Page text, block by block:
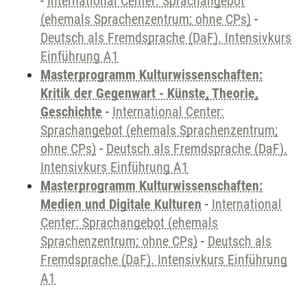
(ehemals Sprachenzentrum; ohne CPs) -
Deutsch als Fremdsprache (DaF). Intensivkurs
Einführung A1
Masterprogramm Kulturwissenschaften:
Kritik der Gegenwart - Künste, Theorie,
Geschichte - International Center:
Sprachangebot (ehemals Sprachenzentrum;
ohne CPs) - Deutsch als Fremdsprache (DaF).
Intensivkurs Einführung A1
Masterprogramm Kulturwissenschaften:
Medien und Digitale Kulturen - International
Center: Sprachangebot (ehemals
Sprachenzentrum; ohne CPs) - Deutsch als
Fremdsprache (DaF). Intensivkurs Einführung
A1